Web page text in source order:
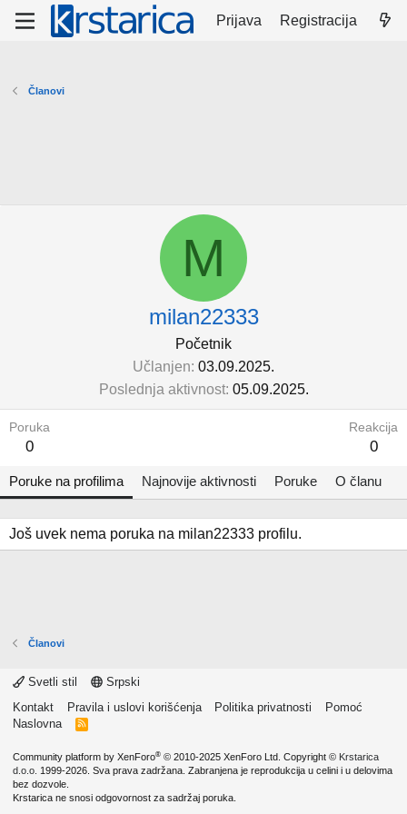
Prijava Registracija
Članovi
M
milan22333
Početnik
Učlanjen 03.09.2025.
Poslednja aktivnost 05.09.2025.
Poruka
0
Reakcija
0
Poruke na profilima Najnovije aktivnosti Poruke O članu
Još uvek nema poruka na milan22333 profilu.
Članovi
Svetli stil
Srpski
Kontakt
Pravila i uslovi korišćenja Politika privatnosti
Pomoć
Naslovna
R
Community platform by XenForo® © 2010-2025 XenForo Ltd. Copyright © Krstarica
d.o.o. 1999-2026. Sva prava zadržana. Zabranjena je reprodukcija u celini i u delovima
bez dozvole.
Krstarica ne snosi odgovornost za sadržaj poruka.